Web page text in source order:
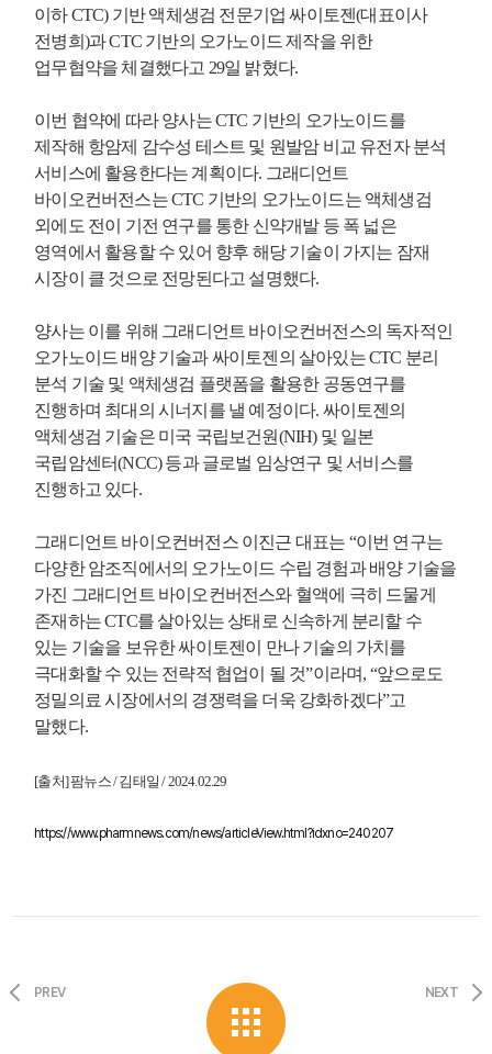
이하 CTC) 기반 액체생검 전문기업 싸이토젠(대표이사
전병희)과 CTC 기반의 오가노이드 제작을 위한
업무협약을 체결했다고 29일 밝혔다.
이번 협약에 따라 양사는 CTC 기반의 오가노이드를
제작해 항암제 감수성 테스트 및 원발암 비교 유전자 분석
서비스에 활용한다는 계획이다. 그래디언트
바이오컨버전스는 CTC 기반의 오가노이드는 액체생검
외에도 전이 기전 연구를 통한 신약개발 등 폭 넓은
영역에서 활용할 수 있어 향후 해당 기술이 가지는 잠재
시장이 클 것으로 전망된다고 설명했다.
양사는 이를 위해 그래디언트 바이오컨버전스의 독자적인
오가노이드 배양 기술과 싸이토젠의 살아있는 CTC 분리
분석 기술 및 액체생검 플랫폼을 활용한 공동연구를
진행하며 최대의 시너지를 낼 예정이다. 싸이토젠의
액체생검 기술은 미국 국립보건원(NIH) 및 일본
국립암센터(NCC) 등과 글로벌 임상연구 및 서비스를
진행하고 있다.
그래디언트 바이오컨버전스 이진근 대표는 “이번 연구는
다양한 암조직에서의 오가노이드 수립 경험과 배양 기술을
가진 그래디언트 바이오컨버전스와 혈액에 극히 드물게
존재하는 CTC를 살아있는 상태로 신속하게 분리할 수
있는 기술을 보유한 싸이토젠이 만나 기술의 가치를
극대화할 수 있는 전략적 협업이 될 것”이라며, “앞으로도
정밀의료 시장에서의 경쟁력을 더욱 강화하겠다”고
말했다.
[출처] 팜뉴스 / 김태일 / 2024.02.29
https://www.pharmnews.com/news/articleView.html?idxno=240207
PREV NEXT